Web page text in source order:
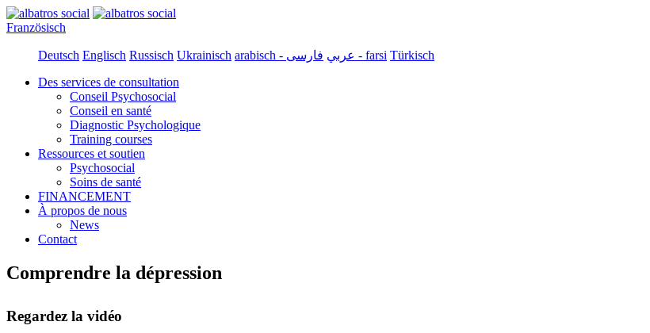
Französisch
Deutsch Englisch Russisch Ukrainisch arabisch - عربي فارسی - farsi Türkisch
Des services de consultation
Conseil Psychosocial
Conseil en santé
Diagnostic Psychologique
Training courses
Ressources et soutien
Psychosocial
Soins de santé
FINANCEMENT
À propos de nous
News
Contact
Comprendre la dépression
Regardez la vidéo